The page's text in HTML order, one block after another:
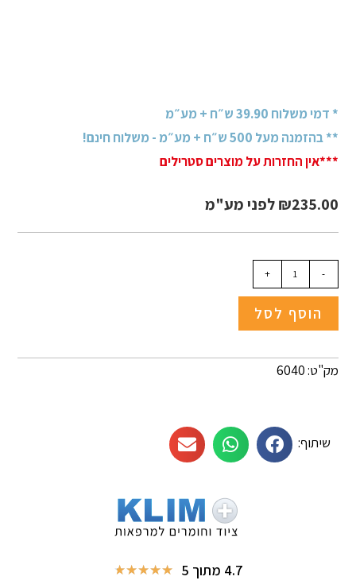
* דמי משלוח 39.90 ש״ח + מע״מ
** בהזמנה מעל 500 ש״ח + מע״מ - משלוח חינם!
***אין החזרות על מוצרים סטרילים
₪235.00 לפני מע"מ
-
+
הוסף לסל
מק"ט: 6040
שיתוף:
4.7 מתוך 5 ★
★
★
★
★